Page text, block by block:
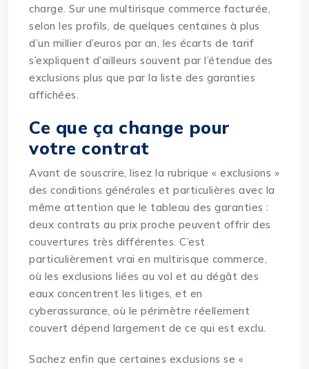
charge. Sur une multirisque commerce facturée,
selon les profils, de quelques centaines à plus
d’un millier d’euros par an, les écarts de tarif
s’expliquent d’ailleurs souvent par l’étendue des
exclusions plus que par la liste des garanties
affichées.
Ce que ça change pour
votre contrat
Avant de souscrire, lisez la rubrique « exclusions »
des conditions générales et particulières avec la
même attention que le tableau des garanties :
deux contrats au prix proche peuvent offrir des
couvertures très différentes. C’est
particulièrement vrai en multirisque commerce,
où les exclusions liées au vol et au dégât des
eaux concentrent les litiges, et en
cyberassurance, où le périmètre réellement
couvert dépend largement de ce qui est exclu.
Sachez enfin que certaines exclusions se «